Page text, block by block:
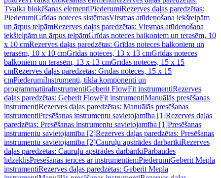
Tvaika bloķēšanas elementiPiederumiRezerves daļas paredzētas:
PiederumiGrīdas noteces sistēmasVirsmas atūdeņošana iekštelpām
un ārpus telpāmRezerves daļas paredzētas: Virsmas atūdeņošana
iekštelpām un ārpus telpāmGrīdas noteces balkoniem un terasēm, 10
x 10 cmRezerves daļas paredzētas: Grīdas noteces balkoniem un
terasēm, 10 x 10 cmGrīdas noteces, 13 x 13 cmGrīdas noteces
balkoniem un terasēm, 13 x 13 cmGrīdas noteces, 15 x 15
cmRezerves daļas paredzētas: Grīdas noteces, 15 x 15
cmPiederumiInstrumenti, tīkla komponenti un
programmatūraInstrumentiGeberit FlowFit instrumentiRezerves
daļas paredzētas: Geberit FlowFit instrumentiManuālās presēšanas
instrumentiRezerves daļas paredzētas: Manuālās presēšanas
instrumentiPresēšanas instrumentu savietojamība [1]Rezerves daļas
paredzētas: Presēšanas instrumentu savietojamība [1]Presēšanas
instrumentu savietojamība [2]Rezerves daļas paredzētas: Presēšanas
instrumentu savietojamība [2]Cauruļu apstrādes darbarīkiRezerves
daļas paredzētas: Cauruļu apstrādes darbarīkiPārbaudes
līdzeklisPresēšanas ierīces ar instrumentiemPiederumiGeberit Mepla
instrumentiRezerves daļas paredzētas: Geberit Mepla